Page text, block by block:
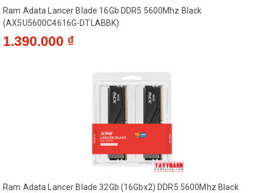
Ram Adata Lancer Blade 16Gb DDR5 5600Mhz Black
(AX5U5600C4616G-DTLABBK)
1.390.000 ₫
Ram Adata Lancer Blade 32Gb (16Gbx2) DDR5 5600Mhz Black